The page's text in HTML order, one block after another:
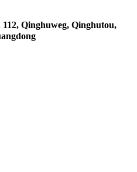
Qinghuweg, Qinghutou,